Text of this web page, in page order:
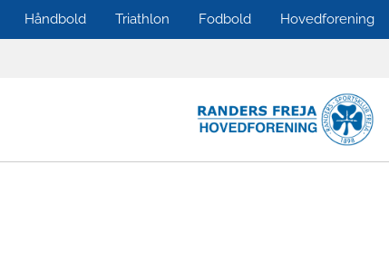
Hovedforening
Fodbold
Triathlon
Håndbold